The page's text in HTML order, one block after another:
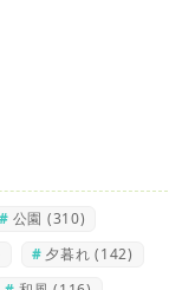
公園 (310)
夕暮れ (142)